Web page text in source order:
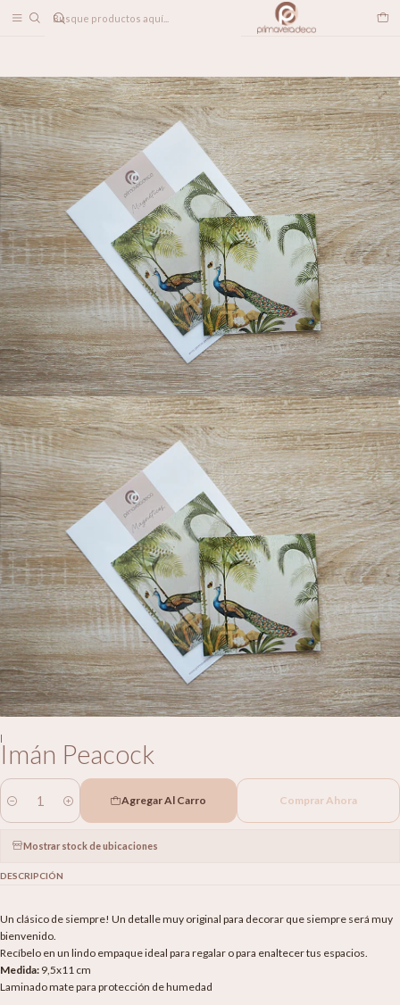
LINEA DECO Magnéticos Imán Peacock
|
Imán Peacock
Cantidad
Agregar Al Carro Comprar Ahora
Mostrar stock de ubicaciones
DESCRIPCIÓN
Un clásico de siempre! Un detalle muy original para decorar que siempre será muy
bienvenido.
Recíbelo en un lindo empaque ideal para regalar o para enaltecer tus espacios.
Medida: 9,5x11 cm
Laminado mate para protección de humedad